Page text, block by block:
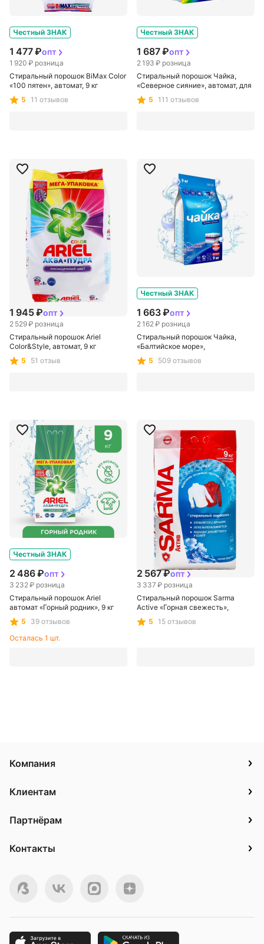
Честный ЗНАК
1 920 ₽ розница
1 477 ₽опт
Стиральный порошок BiMax Color
«100 пятен», автомат, 9 кг
5
11 отзывов
Честный ЗНАК
2 193 ₽ розница
1 687 ₽опт
Стиральный порошок Чайка,
«Северное сияние», автомат, для
цветного белья, 9 кг
5 111 отзывов
Честный ЗНАК
2 529 ₽ розница
1 945 ₽опт
Стиральный порошок Ariel
Color&Style, автомат, 9 кг
5
51 отзыв
Честный ЗНАК
2 162 ₽ розница
1 663 ₽опт
Стиральный порошок Чайка,
«Балтийское море»,
универсальный, автомат, 9 кг
5 509 отзывов
Честный ЗНАК
3 232 ₽ розница
2 486 ₽опт
Стиральный порошок Ariel
автомат «Горный родник», 9 кг
5
39 отзывов
Осталась 1 шт.
Честный ЗНАК
3 337 ₽ розница
2 567 ₽опт
Стиральный порошок Sarma
Active «Горная свежесть»,
универсальный, 9 кг
5 15 отзывов
Компания
Клиентам
Партнёрам
Контакты